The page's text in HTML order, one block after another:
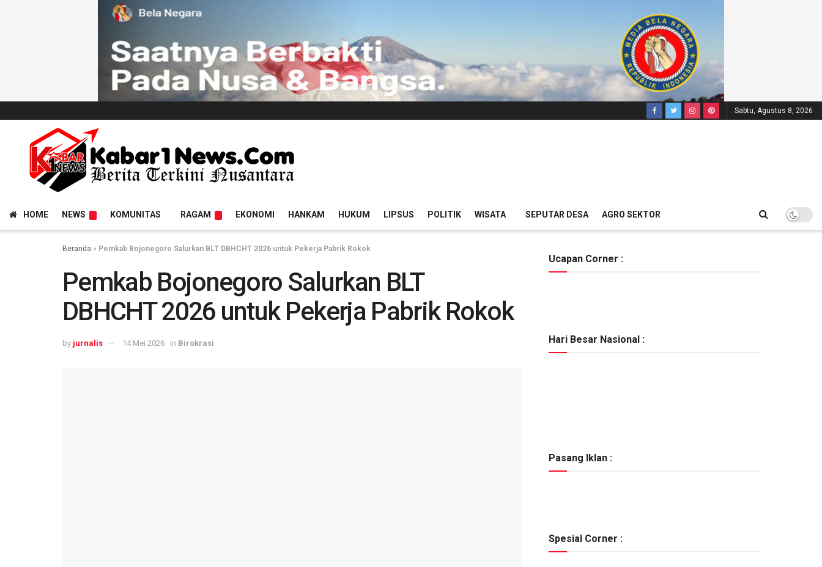
Sabtu, Agustus 8, 2026
HOME NEWS KOMUNITAS RAGAM EKONOMI HANKAM HUKUM LIPSUS POLITIK WISATA SEPUTAR DESA AGRO SEKTOR
Beranda » Pemkab Bojonegoro Salurkan BLT DBHCHT 2026 untuk Pekerja Pabrik Rokok
Pemkab Bojonegoro Salurkan BLT
DBHCHT 2026 untuk Pekerja Pabrik Rokok
by jurnalis 14 Mei 2026 in Birokrasi
Ucapan Corner :
Hari Besar Nasional :
Pasang Iklan :
Spesial Corner :